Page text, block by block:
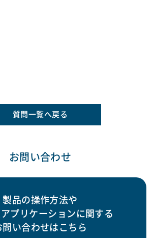
質問一覧へ戻る
お問い合わせ
製品の操作方法や
プリケーションに関する
問い合わせはこちら